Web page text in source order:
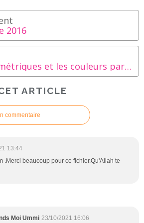
2016
Les formes géométriques et les couleurs par la motricité fine
ARTICLE
commentaire
13:44
.Merci beaucoup pour ce fichier.Qu'Allah te
Moi Ummi 23/10/2021 16:06